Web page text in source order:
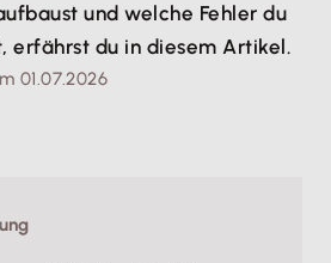
und welche Fehler du
erfährst du in diesem Artikel.
01.07.2026